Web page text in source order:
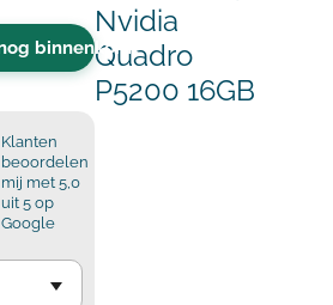
Nvidia
Quadro
P5200 16GB
binnenkomt
Klanten
beoordelen
mij met 5,0
uit 5 op
Google